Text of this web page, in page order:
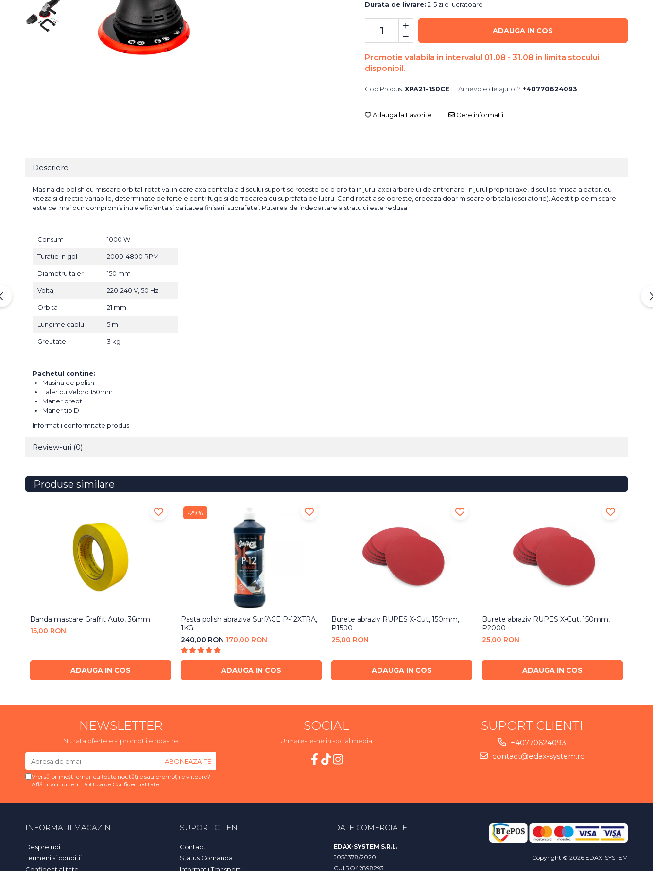
Bureti Abrazivi
Discuri Abrazive
Role Abrazive
Accesorii si Consumabile
Sealant
Durata de livrare: 2-5 zile lucratoare
ADAUGA IN COS
Promotie valabila in intervalul 01.08 - 31.08 in limita stocului
disponibil.
Cod Produs: XPA21-150CE Ai nevoie de ajutor? +40770624093
Adauga la Favorite Cere informatii
Descriere
Masina de polish cu miscare orbital-rotativa, in care axa centrala a discului suport se roteste pe o orbita in jurul axei arborelui de antrenare. In jurul propriei axe, discul se misca aleator, cu
viteza si directie variabile, determinate de fortele centrifuge si de frecarea cu suprafata de lucru. Cand rotatia se opreste, creeaza doar miscare orbitala (oscilatorie). Acest tip de miscare
este cel mai bun compromis intre eficienta si calitatea finisarii suprafetei. Puterea de indepartare a stratului este redusa.
Consum 1000 W
Turatie in gol 2000-4800 RPM
Diametru taler 150 mm
Voltaj 220-240 V, 50 Hz
Orbita 21 mm
Lungime cablu 5 m
Greutate 3 kg
Pachetul contine:
Masina de polish
Taler cu Velcro 150mm
Maner drept
Maner tip D
Informatii conformitate produs
Review-uri (0)
Produse similare
Banda mascare Graffit Auto, 36mm
15,00 RON
ADAUGA IN COS
-29%
Pasta polish abraziva SurfACE P-12XTRA,
1KG
240,00 RON170,00 RON
ADAUGA IN COS
Burete abraziv RUPES X-Cut, 150mm,
P1500
25,00 RON
ADAUGA IN COS
Burete abraziv RUPES X-Cut, 150mm,
P2000
25,00 RON
ADAUGA IN COS
NEWSLETTER
Nu rata ofertele si promotiile noastre
Vrei să primești email cu toate noutățile sau promoțiile viitoare?
Află mai multe în Politica de Confidentialitate
SOCIAL
Urmareste-ne in social media
SUPORT CLIENTI
+40770624093
contact@edax-system.ro
INFORMATII MAGAZIN
Despre noi
Termeni si conditii
Confidentialitate
SUPORT CLIENTI
Contact
Status Comanda
Informatii Transport
DATE COMERCIALE
EDAX-SYSTEM S.R.L.
J05/1378/2020
CUI RO42898293
Copyright © 2026 EDAX-SYSTEM